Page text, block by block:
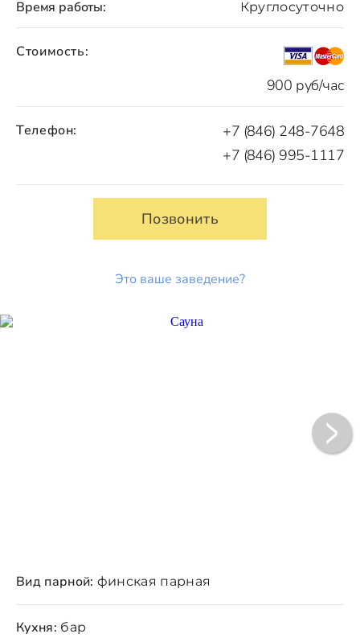
Стоимость:
900 руб/час
Время работы: Круглосуточно
Телефон:
+7 (846) 248-7648
+7 (846) 995-1117
Позвонить
Это ваше заведение?
Вид парной: финская парная
Кухня: бар